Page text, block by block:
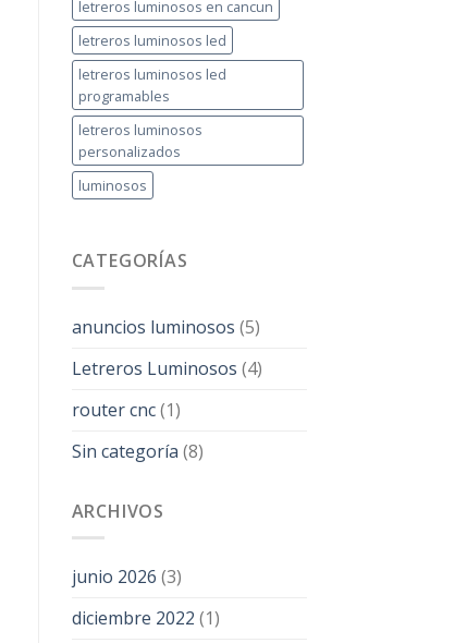
letreros luminosos en cancun
letreros luminosos led
letreros luminosos led
programables
letreros luminosos
personalizados
luminosos
CATEGORÍAS
anuncios luminosos (5)
Letreros Luminosos (4)
router cnc(1)
Sin categoría (8)
ARCHIVOS
junio 2026 (3)
diciembre 2022 (1)